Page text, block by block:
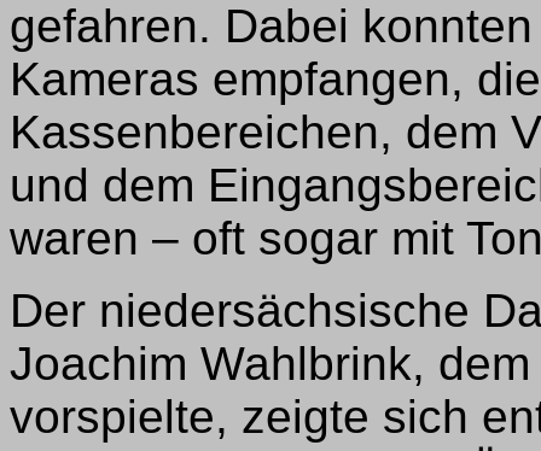
gefahren. Dabei
Kameras empfangen,
Kassenbereichen, dem
und dem
waren – oft sogar mit
Der niedersächsische
Joachim Wahlbrink,
vorspielte, zeigte sich